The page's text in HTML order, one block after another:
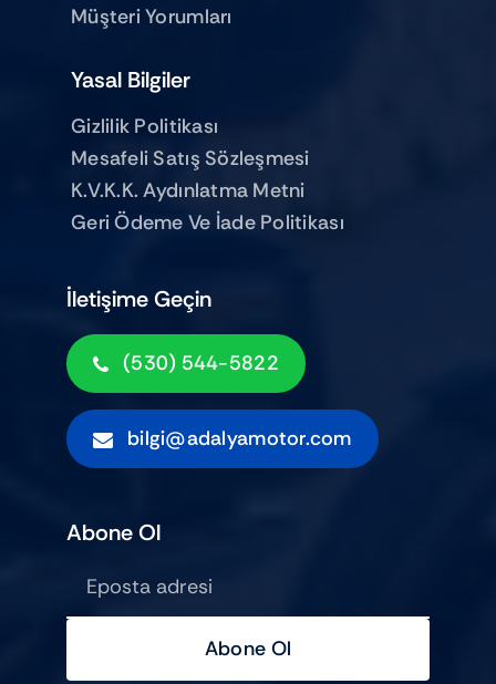
İletişime Geçin
(530) 544-5822
bilgi@adalyamotor.com
Müşteri Yorumları
Yasal Bilgiler
Gizlilik Politikası
Mesafeli Satış Sözleşmesi
K.V.K.K. Aydınlatma Metni
Geri Ödeme Ve İade Politikası
Abone Ol
Abone Ol